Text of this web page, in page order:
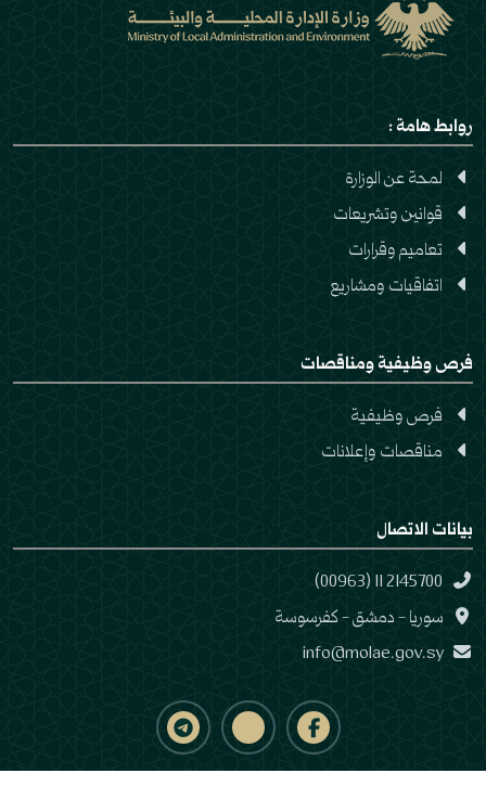
روابط هامة :
لمحة عن الوزارة
قوانين وتشريعات
تعاميم وقرارات
اتفاقيات ومشاريع
فرص وظيفية ومناقصات
فرص وظيفية
مناقصات وإعلانات
بيانات الاتصال
(00963) 11 2145700
سوريا - دمشق - كفرسوسة